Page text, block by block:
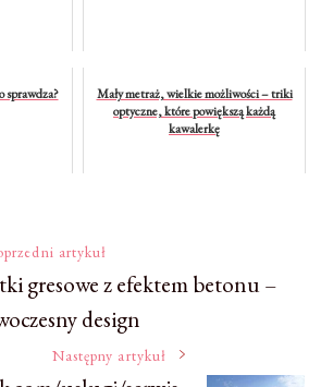
sprawdza?
Mały metraż, wielkie możliwości – triki
optyczne, które powiększą każdą
kawalerkę
artykuł
gresowe z efektem betonu –
design
Następny artykuł